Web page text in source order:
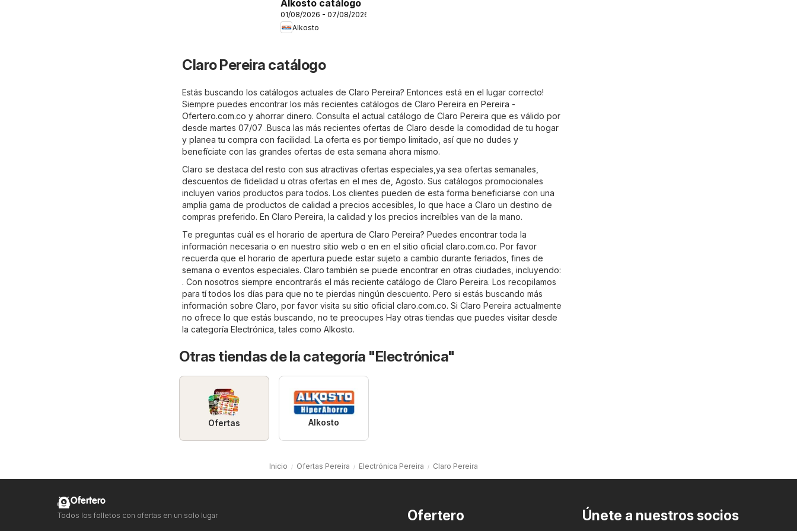
Alkosto catálogo
01/08/2026 - 07/08/2026
Alkosto
Claro Pereira catálogo
Estás buscando los catálogos actuales de Claro Pereira? Entonces está en el lugar correcto!
Siempre puedes encontrar los más recientes catálogos de Claro Pereira en Pereira -
Ofertero.com.co y ahorrar dinero. Consulta el actual catálogo de Claro Pereira que es válido por
desde martes 07/07 .Busca las más recientes ofertas de Claro desde la comodidad de tu hogar
y planea tu compra con facilidad. La oferta es por tiempo limitado, así que no dudes y
benefíciate con las grandes ofertas de esta semana ahora mismo.
Claro se destaca del resto con sus atractivas ofertas especiales,ya sea ofertas semanales,
descuentos de fidelidad u otras ofertas en el mes de, Agosto. Sus catálogos promocionales
incluyen varios productos para todos. Los clientes pueden de esta forma beneficiarse con una
amplia gama de productos de calidad a precios accesibles, lo que hace a Claro un destino de
compras preferido. En Claro Pereira, la calidad y los precios increíbles van de la mano.
Te preguntas cuál es el horario de apertura de Claro Pereira? Puedes encontrar toda la
información necesaria o en nuestro sitio web o en en el sitio oficial claro.com.co. Por favor
recuerda que el horario de apertura puede estar sujeto a cambio durante feriados, fines de
semana o eventos especiales. Claro también se puede encontrar en otras ciudades, incluyendo:
. Con nosotros siempre encontrarás el más reciente catálogo de Claro Pereira. Los recopilamos
para tí todos los días para que no te pierdas ningún descuento. Pero si estás buscando más
información sobre Claro, por favor visita su sitio oficial claro.com.co. Si Claro Pereira actualmente
no ofrece lo que estás buscando, no te preocupes Hay otras tiendas que puedes visitar desde
la categoría Electrónica , tales como Alkosto.
Otras tiendas de la categoría "Electrónica"
Ofertas Alkosto
Inicio Ofertas Pereira Electrónica Pereira Claro Pereira
Ofertero Únete a nuestros socios
Ofertero
Todos los folletos con ofertas en un solo lugar